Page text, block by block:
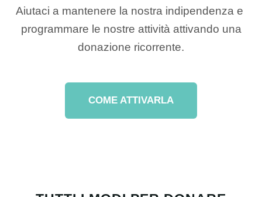
Aiutaci a mantenere la nostra indipendenza e
programmare le nostre attività attivando una
donazione ricorrente.
COME ATTIVARLA